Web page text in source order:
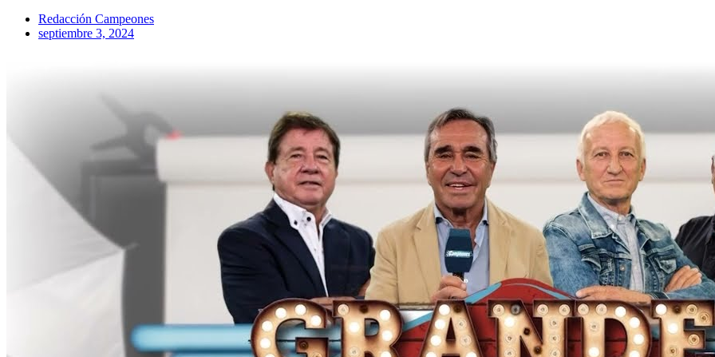
Redacción Campeones
septiembre 3, 2024